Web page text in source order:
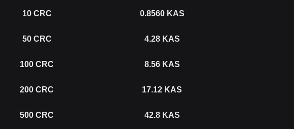
10 CRC 0.8560 KAS
50 CRC 4.28 KAS
100 CRC 8.56 KAS
200 CRC 17.12 KAS
500 CRC 42.8 KAS